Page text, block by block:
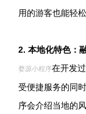
用的游客也能轻松
2. 本地化特色：
婺源小程序在开发
受便捷服务的同
序会介绍当地的